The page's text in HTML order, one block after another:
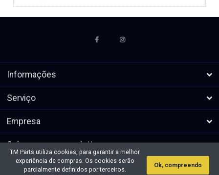
Informações
Serviço
Empresa
Subscrever a newsletters
* Todos os preços excl. IVA, mais
Direitos de autor &cópia; 2026 TM
TM Parts utiliza cookies, para garantir a melhor
experiência de compras. Os cookies serão
parcialmente definidos por terceiros.
Ok, compreendo